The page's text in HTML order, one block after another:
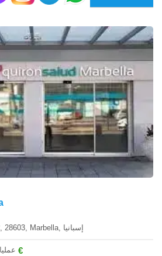
Avenida Severo Ochoa, 22, 28603, Marbella, إسبانيا
السعر: من 3900 €